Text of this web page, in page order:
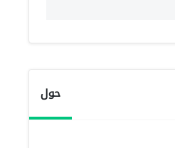
حول